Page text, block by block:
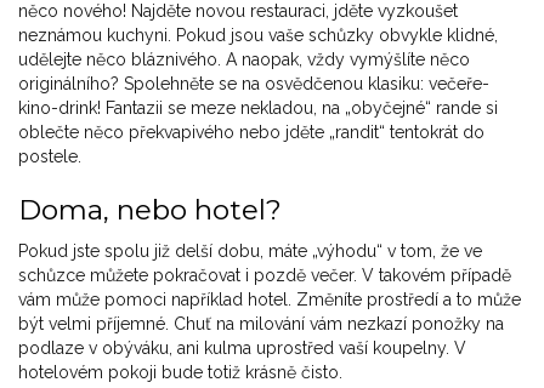
něco nového! Najděte novou restauraci, jděte vyzkoušet
neznámou kuchyni. Pokud jsou vaše schůzky obvykle klidné,
udělejte něco bláznivého. A naopak, vždy vymýšlíte něco
originálního? Spolehněte se na osvědčenou klasiku: večeře-
kino-drink! Fantazii se meze nekladou, na „obyčejné“ rande si
oblečte něco překvapivého nebo jděte „randit“ tentokrát do
postele.
Doma, nebo hotel?
Pokud jste spolu již delší dobu, máte „výhodu“ v tom, že ve
schůzce můžete pokračovat i pozdě večer. V takovém případě
vám může pomoci například hotel. Změníte prostředí a to může
být velmi příjemné. Chuť na milování vám nezkazí ponožky na
podlaze v obýváku, ani kulma uprostřed vaší koupelny. V
hotelovém pokoji bude totiž krásně čisto.